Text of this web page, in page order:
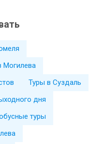
Могилева
Туры в Суздаль
дня
туры